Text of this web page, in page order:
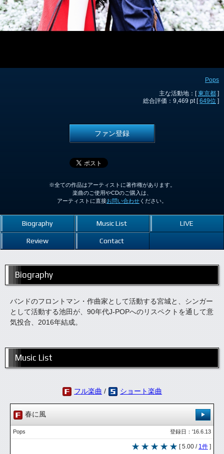
Pops
主な活動地：[東京都 ]
総合評価：9,469 pt [649位 ]
ファン登録
※全ての作品はアーティストに著作権があります。
楽曲のご使用やCDのご購入は、
アーティストに直接お問い合わせ ください。
Biography Music List LIVE
Review Contact
Biography
バンドのフロントマン・作曲家として活動する宮城と、シンガー
として活動する池田が、90年代J-POPへのリスペクトを通して意
気投合、2016年結成。
Music List
フル楽曲 / ショート楽曲
春に風
登録日：'16.6.13
Pops
[ 5.00 / 1件 ]